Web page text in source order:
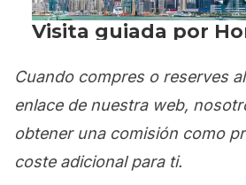
Cuando compres o reserves
enlace de nuestra web,
obtener una comisión como
coste adicional para ti.